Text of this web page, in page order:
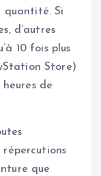
quantité. Si
d’autres
10 fois plus
Store)
de
répercutions
que